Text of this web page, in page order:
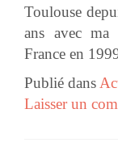
Toulouse
ans avec ma
France en
Publié dans
Laisser un